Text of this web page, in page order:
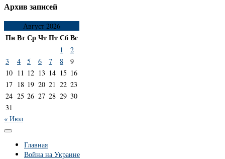
Архив записей
Август 2026
ПнВтСрЧтПтСбВс
1
2
3
4 5 6 7 8
9
10 11 12 13 14 15 16
17 18 19 20 21 22 23
24 25 26 27 28 29 30
31
« Июл
Главная
Война на Украине